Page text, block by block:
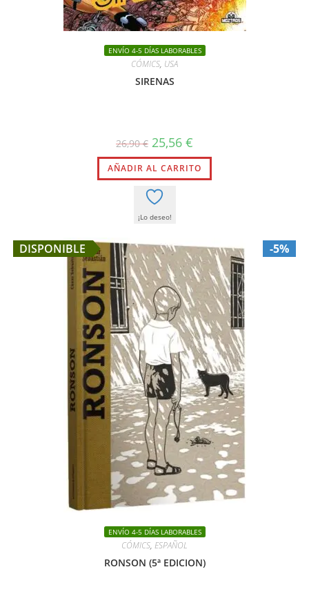
ENVÍO 4-5 DÍAS LABORABLES
CÓMICS, USA
SIRENAS
26,90€ El
precio
original
era:
26,90 €.
25,56 €
actual
es:
25,56 €.
AÑADIR AL CARRITO
¡Lo deseo!
DISPONIBLE -5%
ENVÍO 4-5 DÍAS LABORABLES
CÓMICS, ESPAÑOL
RONSON (5ª EDICION)